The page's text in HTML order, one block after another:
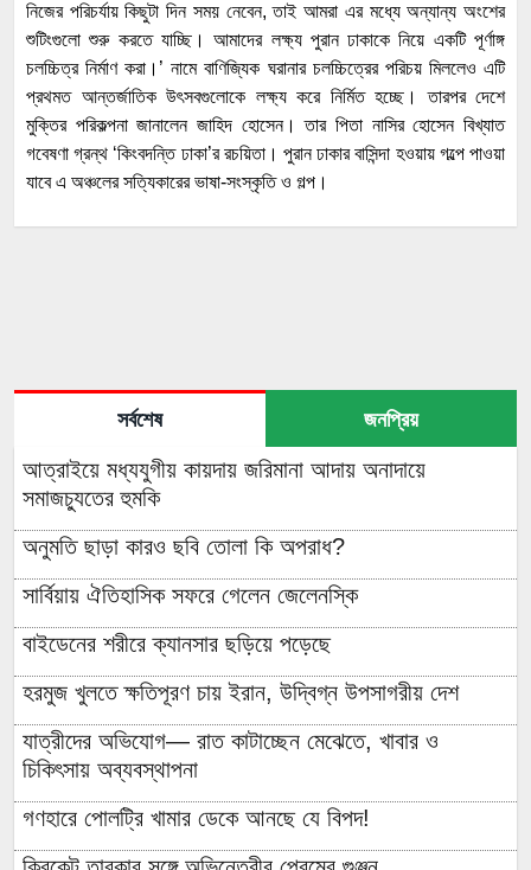
নিজের পরিচর্যায় কিছুটা দিন সময় নেবেন, তাই আমরা এর মধ্যে অন্যান্য অংশের
শুটিংগুলো শুরু করতে যাচ্ছি। আমাদের লক্ষ্য পুরান ঢাকাকে নিয়ে একটি পূর্ণাঙ্গ
চলচ্চিত্র নির্মাণ করা।’ নামে বাণিজ্যিক ঘরানার চলচ্চিত্রের পরিচয় মিললেও এটি
প্রথমত আন্তর্জাতিক উৎসবগুলোকে লক্ষ্য করে নির্মিত হচ্ছে। তারপর দেশে
মুক্তির পরিকল্পনা জানালেন জাহিদ হোসেন। তার পিতা নাসির হোসেন বিখ্যাত
গবেষণা গ্রন্থ ‘কিংবদন্তি ঢাকা’র রচয়িতা। পুরান ঢাকার বাসিন্দা হওয়ায় গল্পে পাওয়া
যাবে এ অঞ্চলের সত্যিকারের ভাষা-সংস্কৃতি ও গল্প।
সর্বশেষ জনপ্রিয়
আত্রাইয়ে মধ্যযুগীয় কায়দায় জরিমানা আদায় অনাদায়ে
সমাজচ্যুতের হুমকি
অনুমতি ছাড়া কারও ছবি তোলা কি অপরাধ?
সার্বিয়ায় ঐতিহাসিক সফরে গেলেন জেলেনস্কি
বাইডেনের শরীরে ক্যানসার ছড়িয়ে পড়েছে
হরমুজ খুলতে ক্ষতিপূরণ চায় ইরান, উদ্বিগ্ন উপসাগরীয় দেশ
যাত্রীদের অভিযোগ— রাত কাটাচ্ছেন মেঝেতে, খাবার ও
চিকিৎসায় অব্যবস্থাপনা
গণহারে পোলট্রি খামার ডেকে আনছে যে বিপদ!